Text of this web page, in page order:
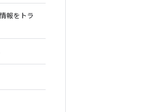
報をトラ